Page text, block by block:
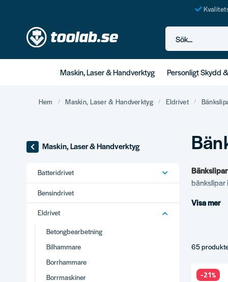
Sök...
Maskin, Laser & Handverktyg Personligt Skydd
Hem Maskin, Laser & Handverktyg Eldrivet
Maskin, Laser & Handverktyg
Batteridrivet
Bensindrivet
Eldrivet
Betongbearbetning
Bilhammare
Borrhammare
Borrmaskiner
Bänkslipar
bänkslipar
Vårt
Slip- och
Tips
Visa mer
65
-21%